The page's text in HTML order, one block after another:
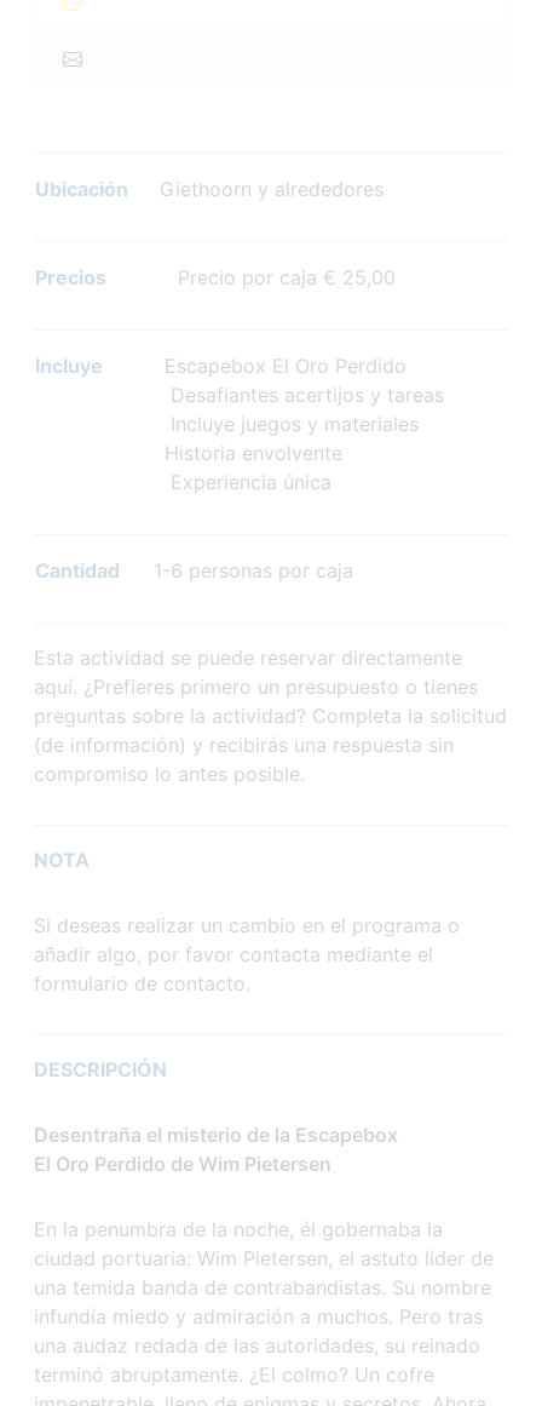
Ubicación Giethoorn y alrededores
Precios Precio por caja € 25,00
Incluye
Escapebox El Oro Perdido
Desafiantes acertijos y tareas
Incluye juegos y materiales
Historia envolvente
Experiencia única
Cantidad 1-6 personas por caja
Esta actividad se puede reservar directamente
aquí. ¿Prefieres primero un presupuesto o tienes
preguntas sobre la actividad? Completa la solicitud
(de información) y recibirás una respuesta sin
compromiso lo antes posible.
NOTA
Si deseas realizar un cambio en el programa o
añadir algo, por favor contacta mediante el
formulario de contacto.
DESCRIPCIÓN
Desentraña el misterio de la Escapebox
El Oro Perdido de Wim Pietersen
En la penumbra de la noche, él gobernaba la
ciudad portuaria: Wim Pietersen, el astuto líder de
una temida banda de contrabandistas. Su nombre
infundía miedo y admiración a muchos. Pero tras
una audaz redada de las autoridades, su reinado
terminó abruptamente. ¿El colmo? Un cofre